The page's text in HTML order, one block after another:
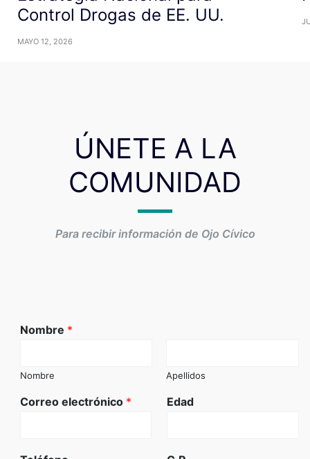
Control Drogas de EE. UU.
MAYO 12, 2026
ÚNETE A LA
COMUNIDAD
Para recibir información de Ojo Cívico
Nombre *
Nombre Apellidos
Correo electrónico * Edad